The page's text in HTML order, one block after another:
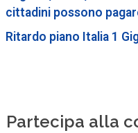
cittadini possono
Ritardo piano Italia 1
Partecipa alla